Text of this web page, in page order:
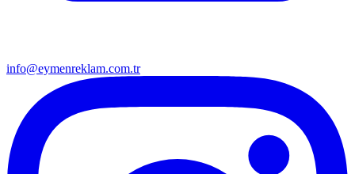
info@eymenreklam.com.tr